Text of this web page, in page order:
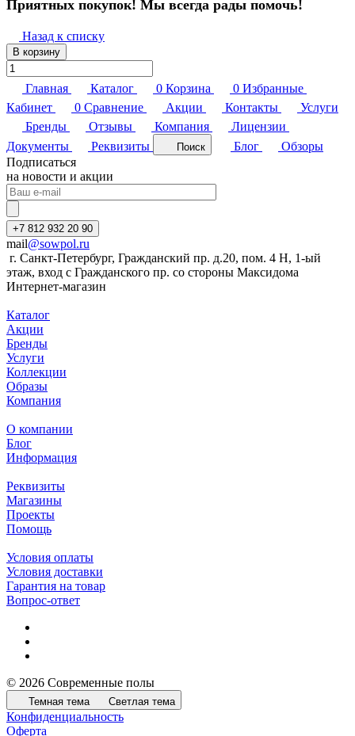
Приятных покупок! Мы всегда рады помочь!
Назад к списку
В корзину
Главная Каталог 0 Корзина 0 Избранные
Кабинет
0 Сравнение Акции Контакты
Услуги
Бренды
Отзывы Компания
Лицензии
Документы
Реквизиты Поиск Блог
Обзоры
Подписаться
на новости и акции
+7 812 932 20 90
mail@sowpol.ru
г. Санкт-Петербург, Гражданский пр. д.20, пом. 4 Н, 1-ый
этаж, вход с Гражданского пр. со стороны Максидома
Интернет-магазин
Каталог
Акции
Бренды
Услуги
Коллекции
Образы
Компания
О компании
Блог
Информация
Реквизиты
Магазины
Проекты
Помощь
Условия оплаты
Условия доставки
Гарантия на товар
Вопрос-ответ
© 2026 Современные полы
Темная тема Светлая тема
Конфиденциальность
Оферта